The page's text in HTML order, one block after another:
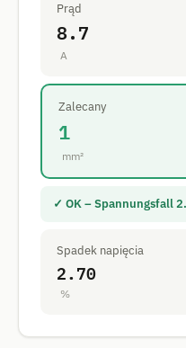
Prąd
8.7
A
Zalecany
1
mm²
✓ OK – Spannungsfall
Spadek napięcia
2.70
%